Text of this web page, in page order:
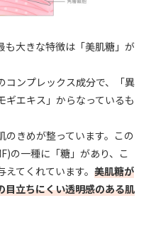
も大きな特徴は「美肌糖」が
コンプレックス成分で、「異
エキス」からなっているも
きめが整っています。この
の一種に「糖」があり、こ
てくれています。 美肌糖が
目立ちにくい透明感のある肌